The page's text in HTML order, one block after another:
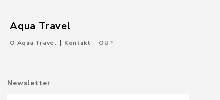
Aqua Travel
O Aqua Travel Kontakt OUP
Newsletter